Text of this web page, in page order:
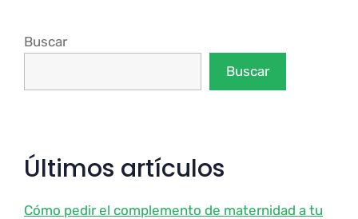
Buscar
Buscar
Últimos artículos
Cómo pedir el complemento de maternidad a tu